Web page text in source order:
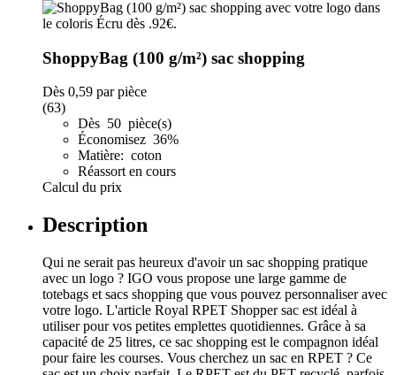
ShoppyBag (100 g/m²) sac shopping
Dès 0,59 par pièce
(63)
Dès 50 pièce(s)
Économisez 36%
Matière: coton
Réassort en cours
Calcul du prix
Description
Qui ne serait pas heureux d'avoir un sac shopping pratique
avec un logo ? IGO vous propose une large gamme de
totebags et sacs shopping que vous pouvez personnaliser avec
votre logo. L'article Royal RPET Shopper sac est idéal à
utiliser pour vos petites emplettes quotidiennes. Grâce à sa
capacité de 25 litres, ce sac shopping est le compagnon idéal
pour faire les courses. Vous cherchez un sac en RPET ? Ce